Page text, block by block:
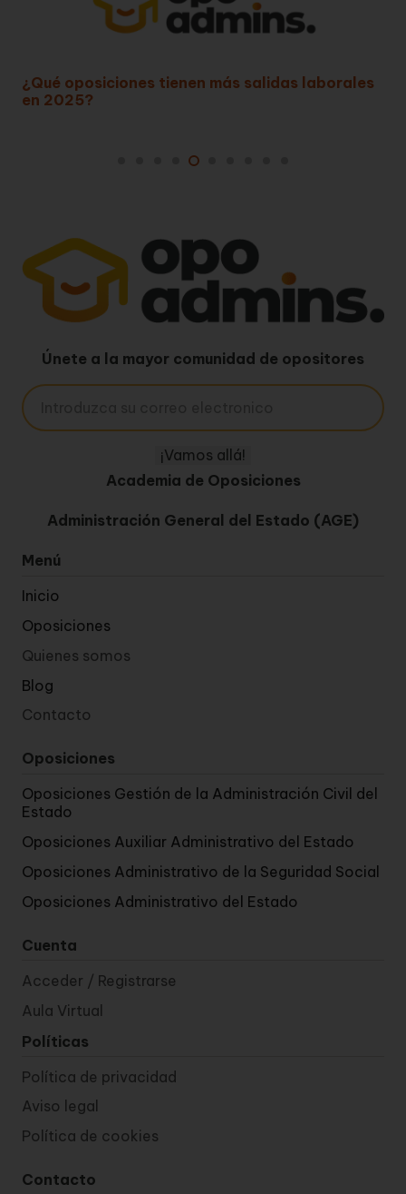
¿Qué oposiciones permiten teletrabajar en la
Administración?
Únete a la mayor comunidad de opositores
Academia de Oposiciones
Administración General del Estado (AGE)
Menú
Inicio
Oposiciones
Quienes somos
Blog
Contacto
Oposiciones
Oposiciones Gestión de la Administración Civil del
Estado
Oposiciones Auxiliar Administrativo del Estado
Oposiciones Administrativo de la Seguridad Social
Oposiciones Administrativo del Estado
Cuenta
Acceder / Registrarse
Aula Virtual
Políticas
Política de privacidad
Aviso legal
Política de cookies
Contacto